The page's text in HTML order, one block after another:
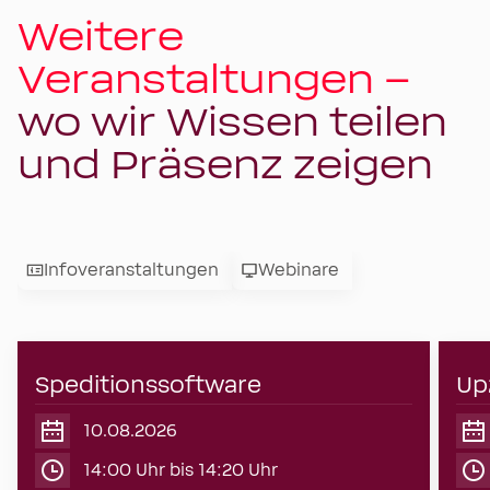
Weitere
Veranstaltungen –
wo wir Wissen teilen
und Präsenz zeigen
Infoveranstaltungen Webinare
Speditionssoftware
10.08.2026
14:00 Uhr bis 14:20 Uhr